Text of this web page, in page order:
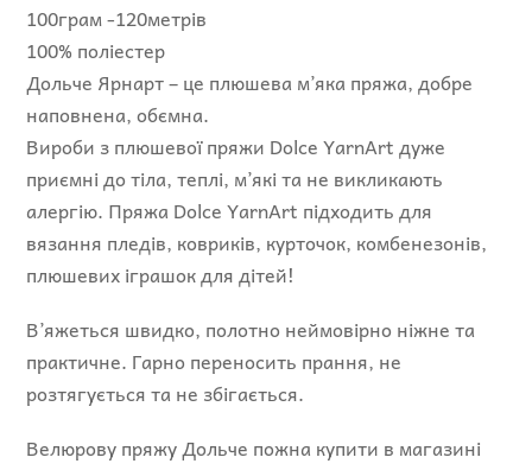
100грам -120метрів
100% поліестер
Дольче Ярнарт – це плюшева м’яка пряжа, добре
наповнена, обємна.
Вироби з плюшевої пряжи Dolce YarnArt дуже
приємні до тіла, теплі, м’які та не викликають
алергію. Пряжа Dolce YarnArt підходить для
вязання пледів, ковриків, курточок, комбенезонів,
плюшевих іграшок для дітей!
В’яжеться швидко, полотно неймовірно ніжне та
практичне. Гарно переносить прання, не
розтягується та не збігається.
Велюрову пряжу Дольче пожна купити в магазині